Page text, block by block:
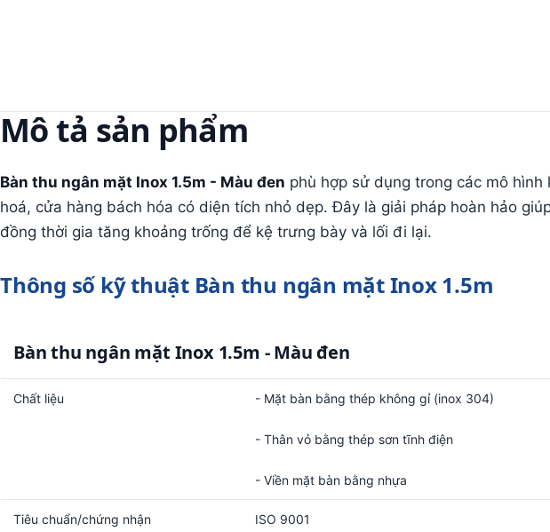
Mô tả sản phẩm
Bàn thu ngân mặt Inox 1.5m - Màu đen phù hợp sử dụng trong các mô
hoá, cửa hàng bách hóa có diện tích nhỏ dẹp. Đây là giải pháp hoàn hảo
đồng thời gia tăng khoảng trống để kệ trưng bày và lối đi lại.
Thông số kỹ thuật Bàn thu ngân mặt Inox 1.5m
Bàn thu ngân mặt Inox 1.5m - Màu đen
Chất liệu - Mặt bàn bằng thép không gỉ (inox 304)
- Thân vỏ bằng thép sơn tĩnh điện
- Viền mặt bàn bằng nhựa
Tiêu chuẩn/chứng nhận ISO 9001